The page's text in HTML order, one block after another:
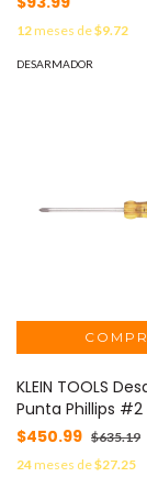
12meses de$9.72
DESARMADOR
KLEIN TOOLS
Punta Phillips
Redonda (4" x 8-
$450.99 $635.19
24meses de$27.25